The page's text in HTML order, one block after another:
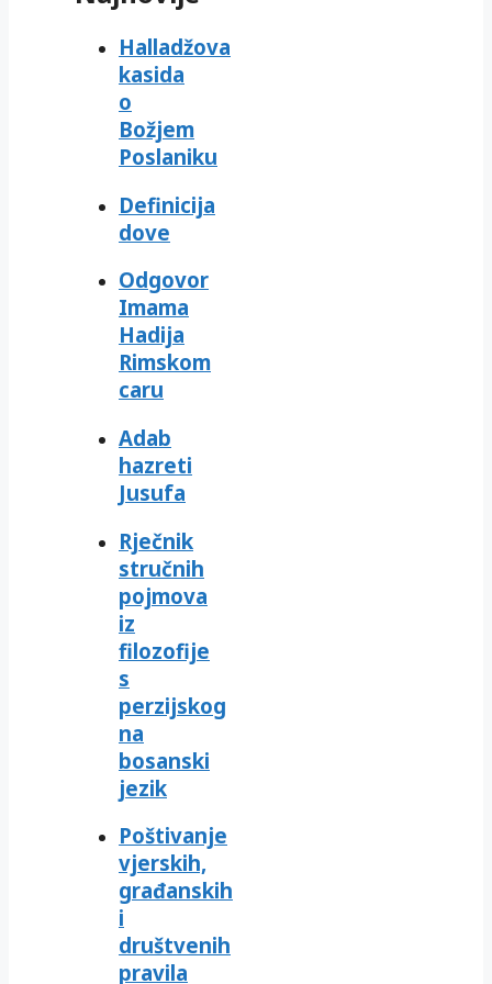
Halladžova
kasida
o
Božjem
Poslaniku
Definicija
dove
Odgovor
Imama
Hadija
Rimskom
caru
Adab
hazreti
Jusufa
Rječnik
stručnih
pojmova
iz
filozofije
s
perzijskog
na
bosanski
jezik
Poštivanje
vjerskih,
građanskih
i
društvenih
pravila